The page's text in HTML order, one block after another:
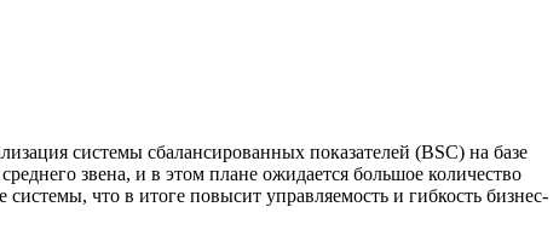
системы сбалансированных показателей (BSC) на базе
звена, и в этом плане ожидается большое количество
что в итоге повысит управляемость и гибкость бизнес-